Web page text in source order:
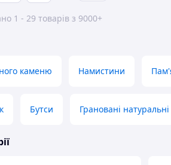
1 - 29 товарів з 9000+
каменю Намистини
Бутси Грановані